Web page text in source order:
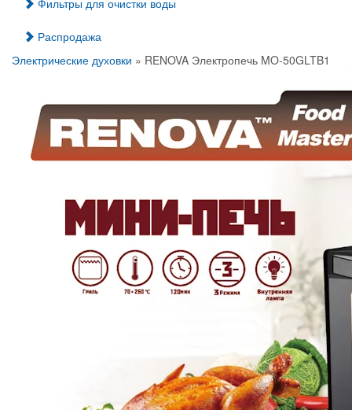
Фильтры для очистки воды
Распродажа
Электрические духовки » RENOVA Электропечь MO-50GLTB1